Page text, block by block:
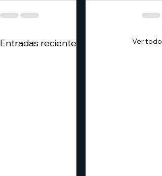
Entradas recientes Ver todo